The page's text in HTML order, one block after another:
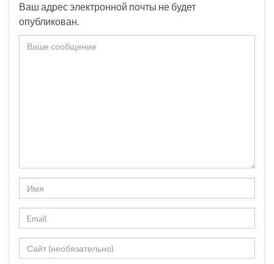
Ваш адрес электронной почты не будет
опубликован.